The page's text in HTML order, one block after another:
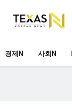
경제N 사회N